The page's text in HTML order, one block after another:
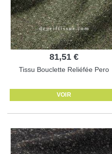
81,51 €
Tissu Bouclette Reliéfée Pero
VOIR